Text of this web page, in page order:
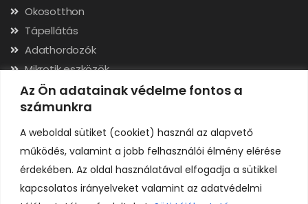
Az Ön adatainak védelme fontos a
számunkra
A weboldal sütiket (cookiet) használ az alapvető
működés, valamint a jobb felhasználói élmény elérése
érdekében. Az oldal használatával elfogadja a sütikkel
kapcsolatos irányelveket valamint az adatvédelmi
Okosotthon
Tápellátás
Adathordozók
Mikrotik eszközök
Hálózati kábelek, csatlakozók
Szerszámok
Elérhetőségek
Adószám: 24323257-2-02
Cégjegyzékszám: 02-09-079991